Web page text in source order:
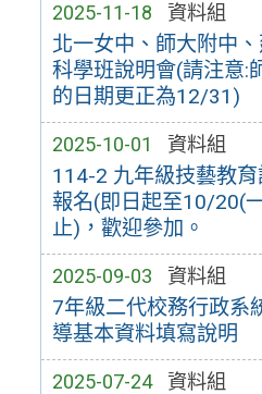
2025-11-18 資料組
北一女中、師大附中
科學班說明會(請注意:
的日期更正為12/31)
2025-10-01 資料組
114-2 九年級技藝教
報名(即日起至10/20(
止)，歡迎參加。
2025-09-03 資料組
7年級二代校務行政系
導基本資料填寫說明
2025-07-24 資料組